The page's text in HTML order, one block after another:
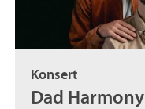
Konsert
Dad Harmony